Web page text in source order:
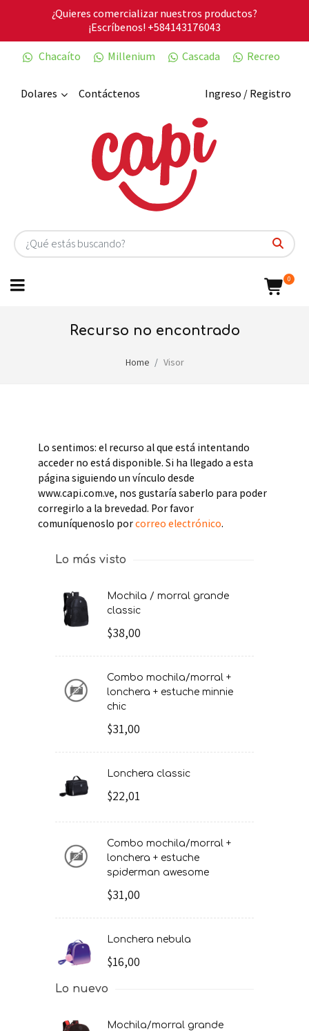
¿Quieres comercializar nuestros productos?
¡Escríbenos!+584143176043
Chacaíto
Millenium Cascada Recreo
Dolares Ingreso / Registro
Contáctenos
0
recurso no encontrado
Home Visor
Lo sentimos: el recurso al que está intentando
acceder no está disponible. Si ha llegado a esta
página siguiendo un vínculo desde
www.capi.com.ve, nos gustaría saberlo para poder
corregirlo a la brevedad. Por favor
comuníquenoslo porcorreo electrónico.
Lo más visto
mochila / morral grande
classic
$38,00
combo mochila/morral +
lonchera + estuche minnie
chic
$31,00
lonchera classic
$22,01
combo mochila/morral +
lonchera + estuche
spiderman awesome
$31,00
lonchera nebula
$16,00
Lo nuevo
mochila/morral grande